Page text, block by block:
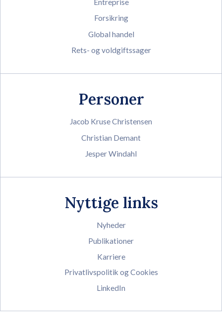
Entreprise
Forsikring
Global handel
Rets- og voldgiftssager
Personer
Jacob Kruse Christensen
Christian Demant
Jesper Windahl
Nyttige links
Nyheder
Publikationer
Karriere
Privatlivspolitik og Cookies
LinkedIn